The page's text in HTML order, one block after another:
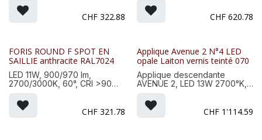
-16
Dim. : 110x110x100mm, Poids :
CHF 322.88
-21
Dim. : 200x250x160mm, Poids
CHF 620.78
FORIS ROUND F SPOT EN
SAILLIE anthracite RAL7024
LED 11W, 900/970 lm,
2700/3000K, 60°, CRI >90
gradable : on/off, inclus câble
L2000mm
CHF 321.78
Applique Avenue 2 N°4 LED
opale Laiton vernis teinté 070
Applique descendante
AVENUE 2, LED 13W 2700°K,
méthacrylate opale. Matière
lanterne : laiton vernis teinté
CHF 1'114.59